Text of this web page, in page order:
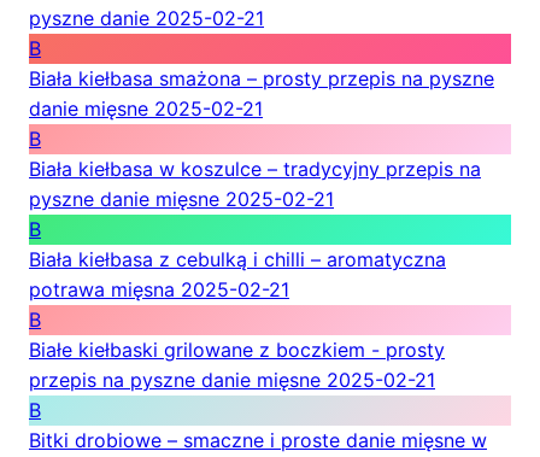
pyszne danie 2025-02-21
B
Biała kiełbasa smażona – prosty przepis na pyszne
danie mięsne 2025-02-21
B
Biała kiełbasa w koszulce – tradycyjny przepis na
pyszne danie mięsne 2025-02-21
B
Biała kiełbasa z cebulką i chilli – aromatyczna
potrawa mięsna 2025-02-21
B
Białe kiełbaski grilowane z boczkiem - prosty
przepis na pyszne danie mięsne 2025-02-21
B
Bitki drobiowe – smaczne i proste danie mięsne w